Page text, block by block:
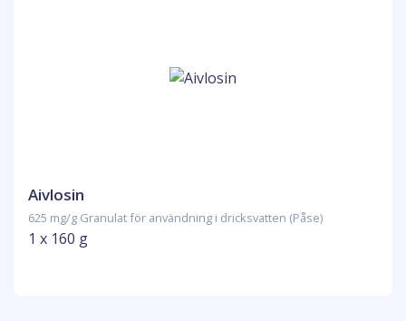
Aivlosin
625 mg/g Granulat för användning i dricksvatten (Påse)
1 x 160 g